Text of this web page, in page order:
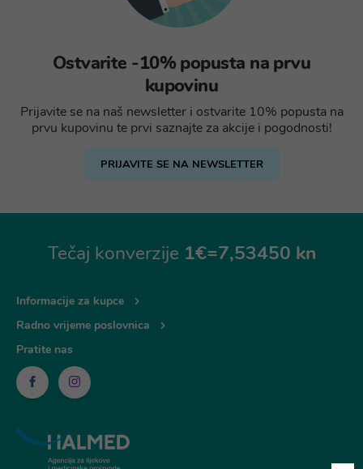
Ostvarite -10% popusta na prvu
kupovinu
Prijavite se na naš newsletter i ostvarite 10% popusta na
prvu kupovinu te prvi saznajte za akcije i pogodnosti!
PRIJAVITE SE NA NEWSLETTER
Tečaj konverzije 1€=7,53450 kn
Informacije za kupce
Radno vrijeme poslovnica
Pratite nas